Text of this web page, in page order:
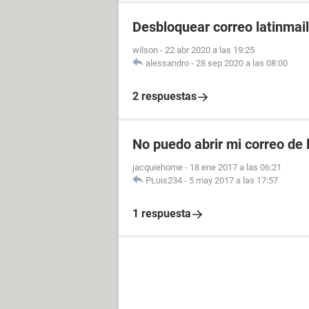
Desbloquear correo latinmail
wilson - 22 abr 2020 a las 19:25
alessandro - 28 sep 2020 a las 08:00
2 respuestas
No puedo abrir mi correo de
jacquiehome - 18 ene 2017 a las 06:21
PLuis234 - 5 may 2017 a las 17:57
1 respuesta